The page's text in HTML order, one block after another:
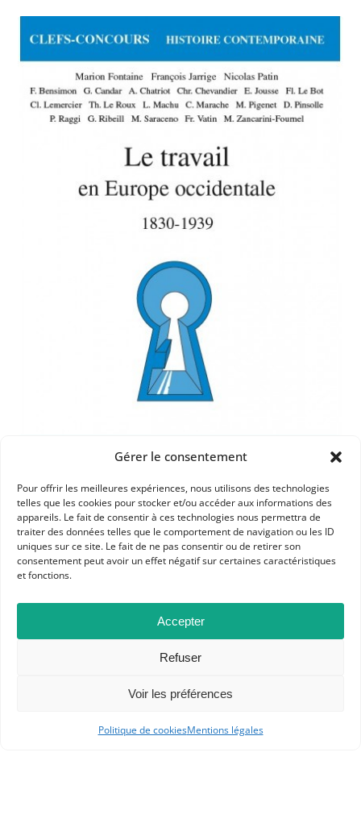
Gérer le consentement
Pour offrir les meilleures expériences, nous utilisons des technologies
telles que les cookies pour stocker et/ou accéder aux informations des
appareils. Le fait de consentir à ces technologies nous permettra de
traiter des données telles que le comportement de navigation ou les ID
uniques sur ce site. Le fait de ne pas consentir ou de retirer son
consentement peut avoir un effet négatif sur certaines caractéristiques
et fonctions.
Accepter
Refuser
Voir les préférences
Politique de cookiesMentions légales
Dans les catégories
ACTUALITÉS
CONCOURS DE RECRUTEMENT
RESSOURCES
RESSOURCES APHG POUR LES ADHÉRENTS